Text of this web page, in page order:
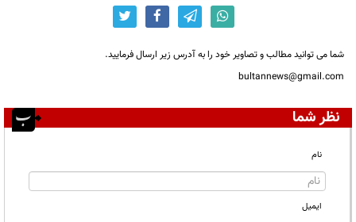
شما می توانید مطالب و تصاویر خود را به آدرس زیر ارسال فرمایید.
bultannews@gmail.com
نظر شما
نام
ایمیل